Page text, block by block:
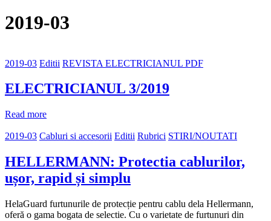
2019-03
2019-03 Editii REVISTA ELECTRICIANUL PDF
ELECTRICIANUL 3/2019
Read more
2019-03 Cabluri si accesorii Editii Rubrici STIRI/NOUTATI
HELLERMANN: Protectia cablurilor,
ușor, rapid și simplu
HelaGuard furtunurile de protecție pentru cablu dela Hellermann,
oferă o gama bogata de selectie. Cu o varietate de furtunuri din